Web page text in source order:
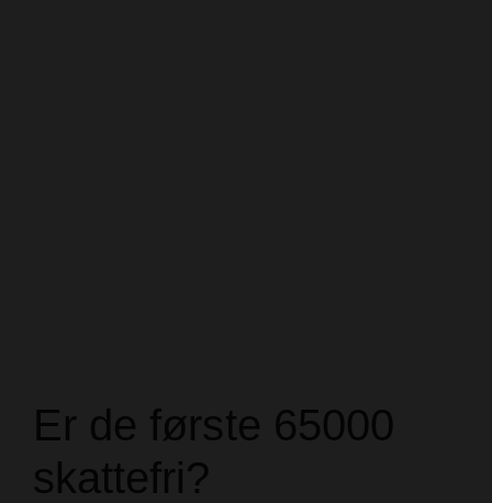
Er de første 65000
skattefri?